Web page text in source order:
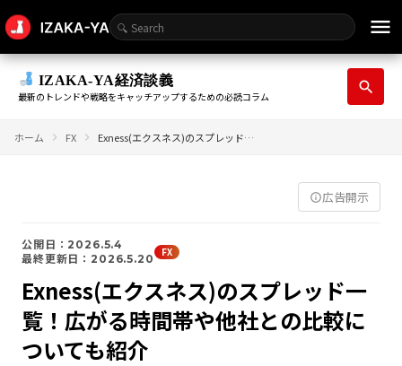
menu
IZAKA-YA経済談義
最新のトレンドや戦略をキャッチアップするための必読コラム
search
ホーム FX Exness(エクスネス)のスプレッド一覧！広がる時間帯や他社との比較についても紹介
info_outline広告開示
公開日：2026.5.4
最終更新日：2026.5.20
FX
Exness(エクスネス)のスプレッド一
覧！広がる時間帯や他社との比較に
ついても紹介